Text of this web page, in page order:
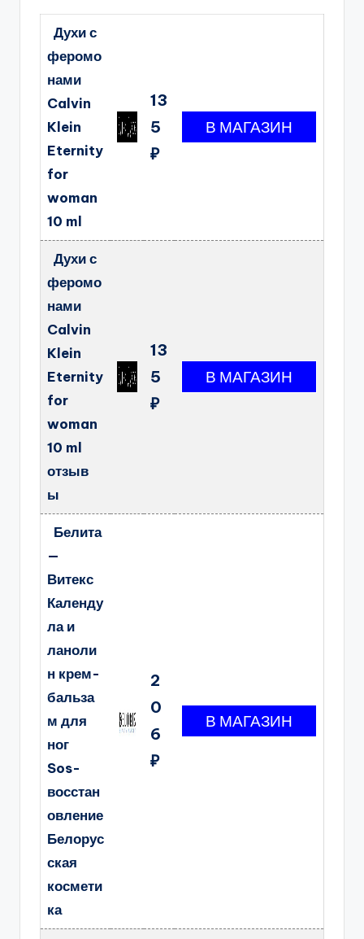
Духи с
феромо
нами
Calvin
Klein
Eternity
for
woman
10 ml
13
5
₽
Духи с
феромо
нами
Calvin
Klein
Eternity
for
woman
10 ml
отзыв
ы
13
5
₽
Белита
—
Витекс
Календу
ла и
ланоли
н крем-
бальза
м для
ног
Sos-
восстан
овление
Белорус
ская
космети
ка
2
0
6
₽